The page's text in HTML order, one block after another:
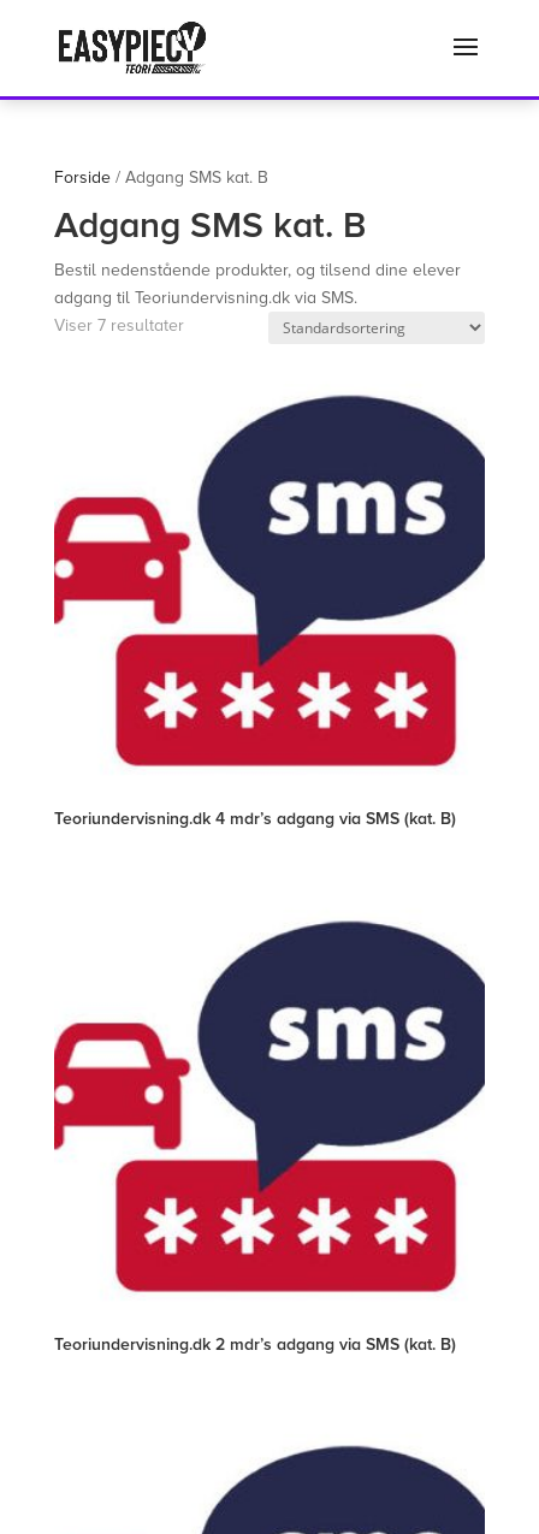
Det er ikke længere muligt at købe via denne side. Benyt vores nye
system ved login med samme brugernavn på www.teoriundervisning.dk
Forside/ Adgang SMS kat. B
Adgang SMS kat. B
Bestil nedenstående produkter, og tilsend dine elever
adgang til Teoriundervisning.dk via SMS.
Viser 7 resultater
Teoriundervisning.dk 4 mdr’s adgang via SMS (kat. B)
Teoriundervisning.dk 2 mdr’s adgang via SMS (kat. B)